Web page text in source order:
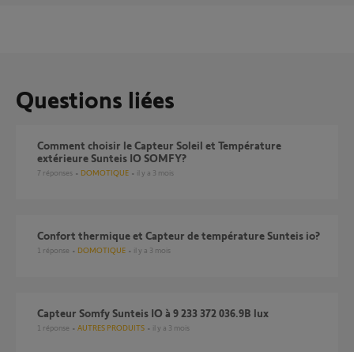
Questions liées
comment choisir le Capteur Soleil et Température
extérieure Sunteis IO SOMFY?
7 réponses DOMOTIQUE il y a 3 mois
Confort thermique et Capteur de température Sunteis io?
1 réponse DOMOTIQUE il y a 3 mois
Capteur Somfy Sunteis IO à 9 233 372 036.9B lux
1 réponse AUTRES PRODUITS il y a 3 mois